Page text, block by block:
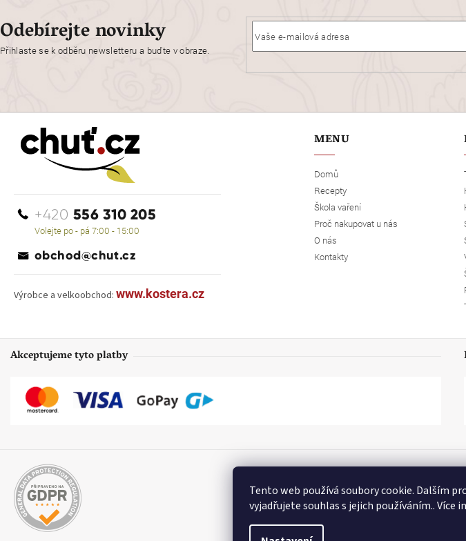
Tento web používá soubory cookie. Dalším
vyjadřujete souhlas s jejich používáním.. Více
Odebírejte novinky
Přihlaste se k odběru newsletteru a buďte v obraze.
+420 556 310 205
Volejte po - pá 7:00 - 15:00
obchod@chut.cz
Výrobce a velkoobchod: www.kostera.cz
MENU
Domů
Recepty
Škola vaření
Proč nakupovat u nás
O nás
Kontakty
Akceptujeme tyto platby